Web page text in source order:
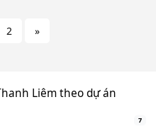
2 »
Liêm theo dự án
7